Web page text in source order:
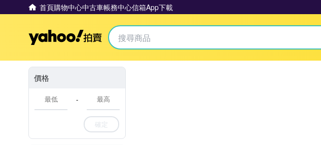
首頁購物中心中古車帳務中心信箱App下載
Yahoo拍賣
價格
-
確定